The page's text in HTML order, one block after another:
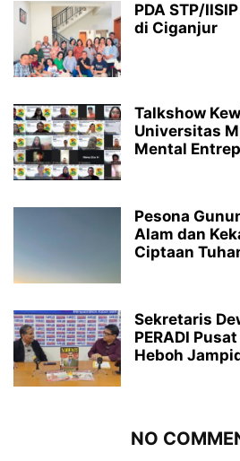
PDA STP/
di Ciganjur
Talkshow
Universitas
Mental
Pesona
Alam dan
Ciptaan
Sekretaris
PERADI
Heboh
NO